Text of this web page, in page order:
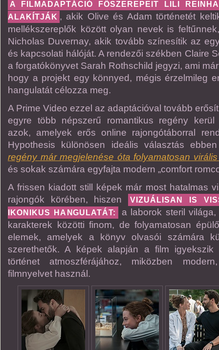
A FILMADAPTÁCIÓ FŐSZEREPEIT LILI
ALAKÍTJÁK , akik Olive és Adam történetét
mellékszereplők között olyan nevek is
Nicholas Duvernay, akik tovább színesítik az
és kapcsolati hálóját. A rendezői székben Claire
a forgatókönyvet Sarah Rothschild jegyzi, ami
hogy a projekt egy könnyed, mégis érzelmileg
hangulatát célozza meg.
A Prime Video ezzel az adaptációval tovább
egyre több népszerű romantikus regény kerül
azok, amelyek erős online rajongótáborral
Hypothesis különösen ideális választás
regény már megjelenése óta folyamatosan
és sokak számára egyfajta modern „comfort
A frissen kiadott still képek már most hatalmas
rajongók körében, hiszen
VIZUÁLISAN IS
IKONIKUS HANGULATÁT:
a laborok steril
karakterek közötti finom, de folyamatosan
elemek, amelyek a könyv olvasói számára
szerethetők. A képek alapján a film
történet atmoszférájához, miközben
filmnyelvet használ.